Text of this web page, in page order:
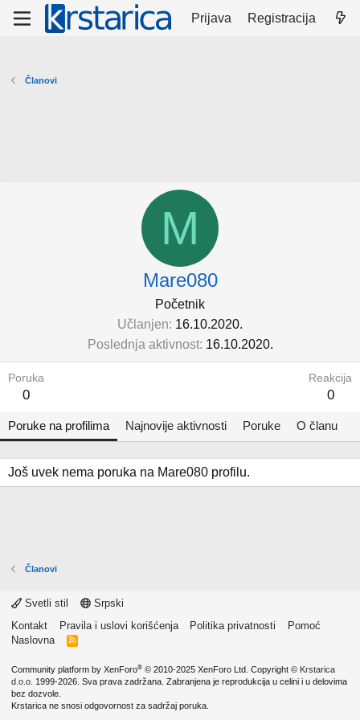
Prijava Registracija
Članovi
M
Mare080
Početnik
Učlanjen 16.10.2020.
Poslednja aktivnost 16.10.2020.
Poruka
0
Reakcija
0
Poruke na profilima Najnovije aktivnosti Poruke O članu
Još uvek nema poruka na Mare080 profilu.
Članovi
Svetli stil
Srpski
Kontakt
Pravila i uslovi korišćenja Politika privatnosti
Pomoć
Naslovna
R
Community platform by XenForo® © 2010-2025 XenForo Ltd. Copyright © Krstarica
d.o.o. 1999-2026. Sva prava zadržana. Zabranjena je reprodukcija u celini i u delovima
bez dozvole.
Krstarica ne snosi odgovornost za sadržaj poruka.